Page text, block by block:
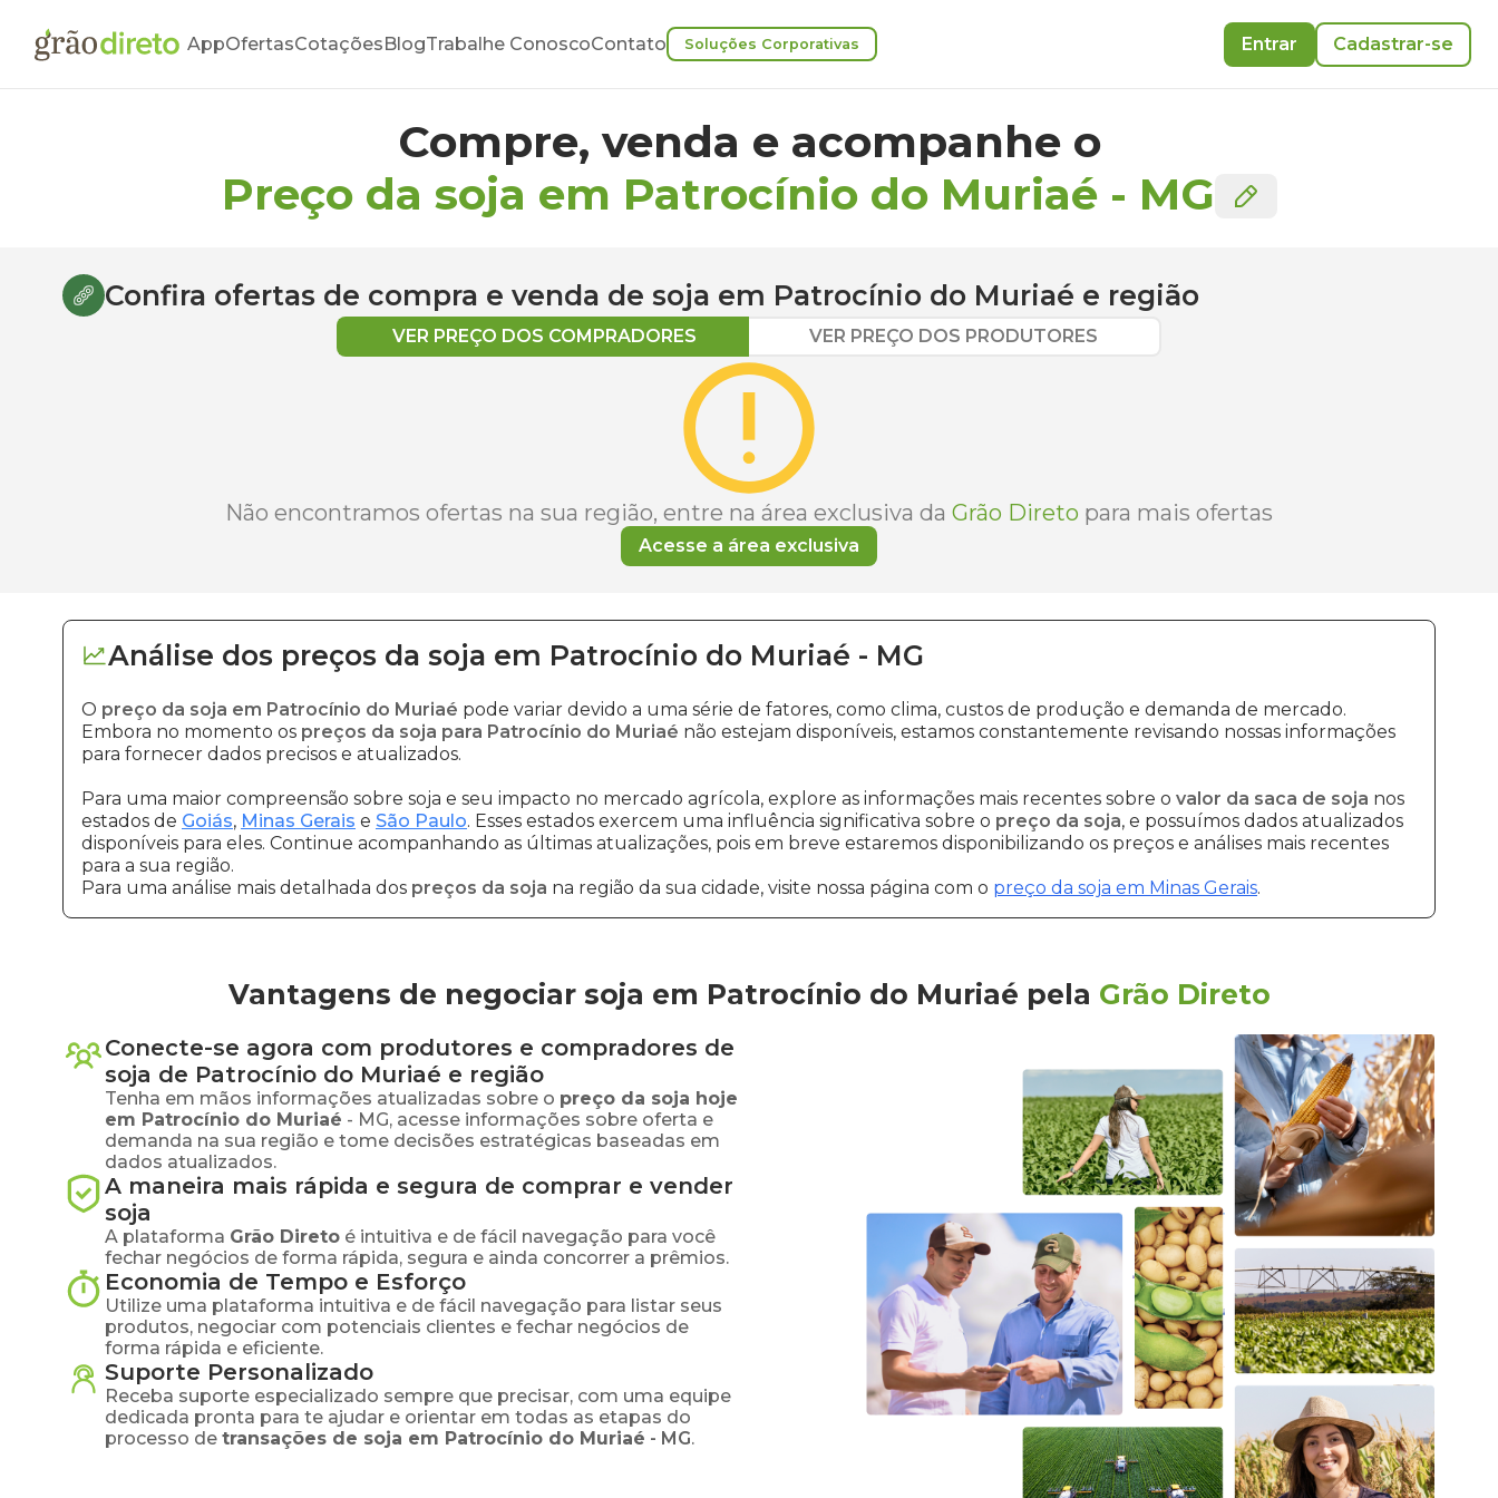
AppOfertasCotaçõesBlogTrabalhe ConoscoContato Soluções Corporativas Entrar Cadastrar-se
Compre, venda e acompanhe o
Preço da soja em Patrocínio do Muriaé - MG
Confira ofertas de compra e venda de soja em Patrocínio do Muriaé e região
VER PREÇO DOS COMPRADORES VER PREÇO DOS PRODUTORES
Não encontramos ofertas na sua região, entre na área exclusiva da Grão Direto para mais ofertas
Acesse a área exclusiva
Análise dos preços da soja em Patrocínio do Muriaé - MG
O preço da soja em Patrocínio do Muriaé pode variar devido a uma série de fatores, como clima, custos de produção e demanda de mercado.
Embora no momento os preços da soja para Patrocínio do Muriaé não estejam disponíveis, estamos constantemente revisando nossas informações
para fornecer dados precisos e atualizados.
Para uma maior compreensão sobre soja e seu impacto no mercado agrícola, explore as informações mais recentes sobre o valor da saca de soja nos
estados de Goiás, Minas Gerais e São Paulo. Esses estados exercem uma influência significativa sobre o preço da soja, e possuímos dados atualizados
disponíveis para eles. Continue acompanhando as últimas atualizações, pois em breve estaremos disponibilizando os preços e análises mais recentes
para a sua região.
Para uma análise mais detalhada dos preços da soja na região da sua cidade, visite nossa página com o preço da soja em Minas Gerais.
Vantagens de negociar soja em Patrocínio do Muriaé pela Grão Direto
Conecte-se agora com produtores e compradores de
soja de Patrocínio do Muriaé e região
Tenha em mãos informações atualizadas sobre o preço da soja hoje
em Patrocínio do Muriaé - MG, acesse informações sobre oferta e
demanda na sua região e tome decisões estratégicas baseadas em
dados atualizados.
A maneira mais rápida e segura de comprar e vender
soja
A plataforma Grão Direto é intuitiva e de fácil navegação para você
fechar negócios de forma rápida, segura e ainda concorrer a prêmios.
Economia de Tempo e Esforço
Utilize uma plataforma intuitiva e de fácil navegação para listar seus
produtos, negociar com potenciais clientes e fechar negócios de
forma rápida e eficiente.
Suporte Personalizado
Receba suporte especializado sempre que precisar, com uma equipe
dedicada pronta para te ajudar e orientar em todas as etapas do
processo de transações de soja em Patrocínio do Muriaé - MG.